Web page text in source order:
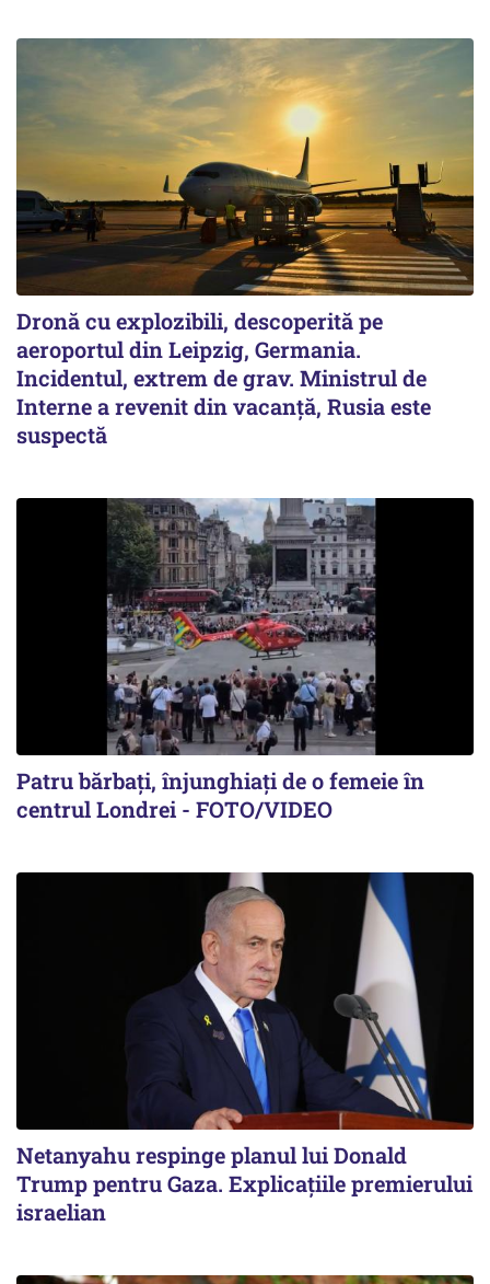
Dronă cu explozibili, descoperită pe
aeroportul din Leipzig, Germania.
Incidentul, extrem de grav. Ministrul de
Interne a revenit din vacanță, Rusia este
suspectă
Patru bărbați, înjunghiați de o femeie în
centrul Londrei - FOTO/VIDEO
Netanyahu respinge planul lui Donald
Trump pentru Gaza. Explicațiile premierului
israelian